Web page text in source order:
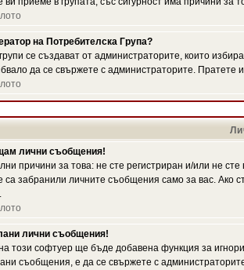
на Потребителска Група?
се създават от администраторите, които
да се свържете с администраторите.
лични съобщения!
причини за това: не сте регистриран и/или не
са забранили личните съобщения само за вас. Ако
лични съобщения!
този софтуер ще бъде добавена функция за
съобщения, е да се свържете с